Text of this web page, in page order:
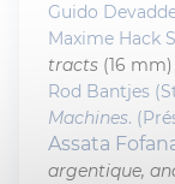
Guido
Maxime Hack
tracts (16 mm)
Rod Bantjes
Machines.
Assata
argentique,